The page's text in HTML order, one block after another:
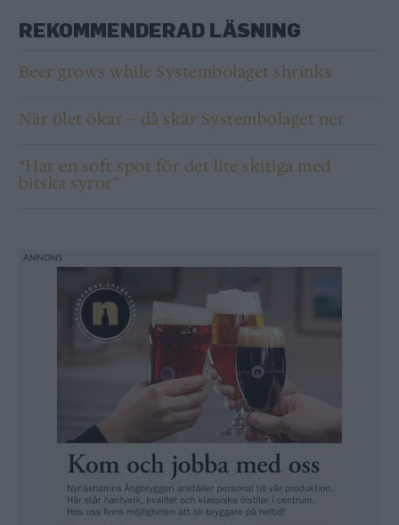
REKOMMENDERAD LÄSNING
Beer grows while Systembolaget shrinks
När ölet ökar – då skär Systembolaget ner
“Har en soft spot för det lite skitiga med
bitska syror”